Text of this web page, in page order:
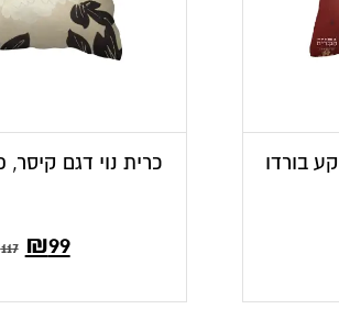
בורדו כרית נוי דגם קיסר,
117 ₪99